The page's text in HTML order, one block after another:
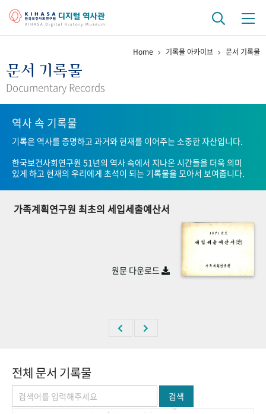
걸어온 길 기관 변천사
연구 역사
정책과 연구 키워드로 보는 연구 역사
연구자들
기록물 아카이브
사진 아카이브 문서 기록물 행정박물
숫자로 보는 50년 50+1주년 광장
Home 기록물 아카이브 문서 기록물
문서 기록물
Documentary Records
역사 속 기록물
기록은 역사를 증명하고 과거와 현재를 이어주는 소중한 자산입니다.
한국보건사회연구원 51년의 역사 속에서 지나온 시간들을 더욱 의미
있게 하고 현재의 우리에게 초석이 되는 기록물을 모아서 보여줍니다.
가족계획연구원 최초의 세입세출예산서
원문 다운로드
전체 문서 기록물
검색